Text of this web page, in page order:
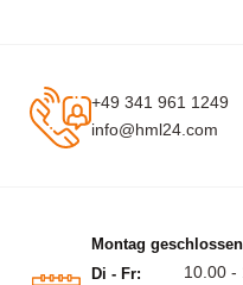
+49 341 961 1249
info@hml24.com
Montag
Di - Fr:
10.00 -